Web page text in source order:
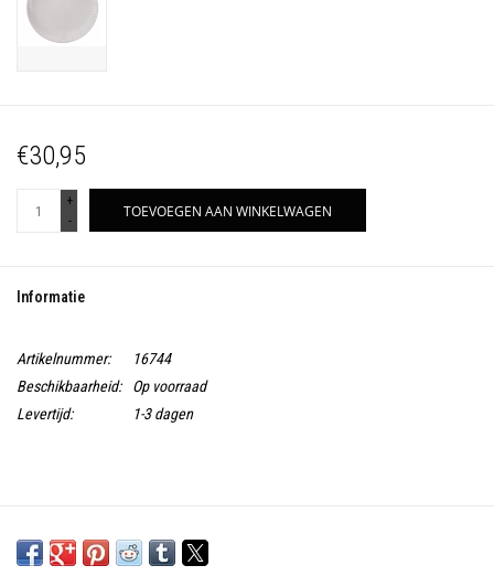
€30,95
+
-
TOEVOEGEN AAN WINKELWAGEN
Informatie
Artikelnummer:
16744
Beschikbaarheid:
Op voorraad
Levertijd:
1-3 dagen